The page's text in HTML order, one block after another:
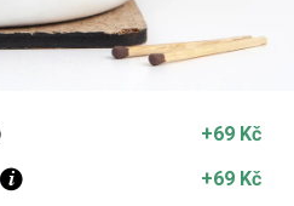
+69 Kč
+69 Kč